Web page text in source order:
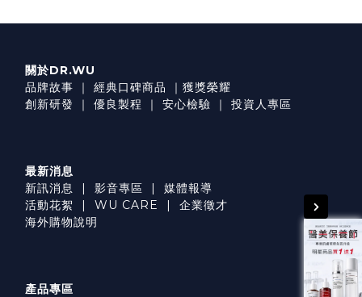
關於DR.WU
品牌故事 ｜ 經典口碑商品 ｜ 獲獎榮耀
創新研發
｜ 優良製程 ｜ 安心檢驗 ｜ 投資人專區
最新消息
新訊消息
| 影音專區 | 媒體報導
活動花絮
| WU CARE | 企業徵才
海外購物說明
產品專區